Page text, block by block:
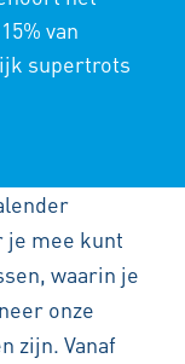
je mee kunt
waarin je
onze
zijn. Vanaf
van
supertrots